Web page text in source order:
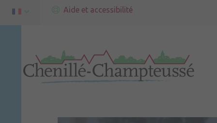
Aide et accessibilité